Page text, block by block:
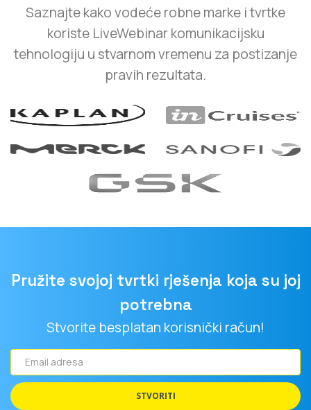
koriste LiveWebinar komunikacijsku
tehnologiju u stvarnom vremenu za postizanje
pravih rezultata.
potrebna
Stvorite besplatan korisnički račun!
adresa
STVORITI